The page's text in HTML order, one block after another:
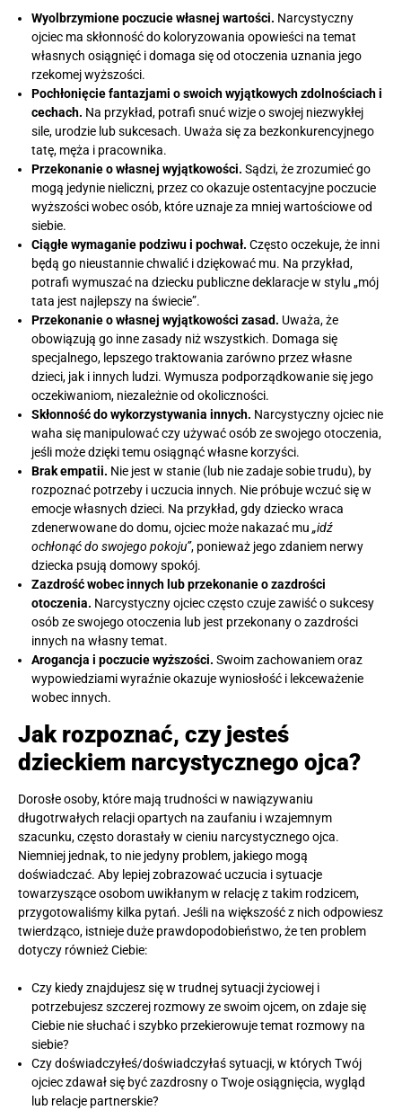
Wyolbrzymione poczucie własnej wartości. Narcystyczny
ojciec ma skłonność do koloryzowania opowieści na temat
własnych osiągnięć i domaga się od otoczenia uznania jego
rzekomej wyższości.
Pochłonięcie fantazjami o swoich wyjątkowych zdolnościach i
cechach. Na przykład, potrafi snuć wizje o swojej niezwykłej
sile, urodzie lub sukcesach. Uważa się za bezkonkurencyjnego
tatę, męża i pracownika.
Przekonanie o własnej wyjątkowości. Sądzi, że zrozumieć go
mogą jedynie nieliczni, przez co okazuje ostentacyjne poczucie
wyższości wobec osób, które uznaje za mniej wartościowe od
siebie.
Ciągłe wymaganie podziwu i pochwał. Często oczekuje, że inni
będą go nieustannie chwalić i dziękować mu. Na przykład,
potrafi wymuszać na dziecku publiczne deklaracje w stylu „mój
tata jest najlepszy na świecie”.
Przekonanie o własnej wyjątkowości zasad. Uważa, że
obowiązują go inne zasady niż wszystkich. Domaga się
specjalnego, lepszego traktowania zarówno przez własne
dzieci, jak i innych ludzi. Wymusza podporządkowanie się jego
oczekiwaniom, niezależnie od okoliczności.
Skłonność do wykorzystywania innych. Narcystyczny ojciec nie
waha się manipulować czy używać osób ze swojego otoczenia,
jeśli może dzięki temu osiągnąć własne korzyści.
Brak empatii. Nie jest w stanie (lub nie zadaje sobie trudu), by
rozpoznać potrzeby i uczucia innych. Nie próbuje wczuć się w
emocje własnych dzieci. Na przykład, gdy dziecko wraca
zdenerwowane do domu, ojciec może nakazać mu „idź
ochłonąć do swojego pokoju”, ponieważ jego zdaniem nerwy
dziecka psują domowy spokój.
Zazdrość wobec innych lub przekonanie o zazdrości
otoczenia. Narcystyczny ojciec często czuje zawiść o sukcesy
osób ze swojego otoczenia lub jest przekonany o zazdrości
innych na własny temat.
Arogancja i poczucie wyższości. Swoim zachowaniem oraz
wypowiedziami wyraźnie okazuje wyniosłość i lekceważenie
wobec innych.
Jak rozpoznać, czy jesteś
dzieckiem narcystycznego ojca?
Dorosłe osoby, które mają trudności w nawiązywaniu
długotrwałych relacji opartych na zaufaniu i wzajemnym
szacunku, często dorastały w cieniu narcystycznego ojca.
Niemniej jednak, to nie jedyny problem, jakiego mogą
doświadczać. Aby lepiej zobrazować uczucia i sytuacje
towarzyszące osobom uwikłanym w relację z takim rodzicem,
przygotowaliśmy kilka pytań. Jeśli na większość z nich odpowiesz
twierdząco, istnieje duże prawdopodobieństwo, że ten problem
dotyczy również Ciebie:
Czy kiedy znajdujesz się w trudnej sytuacji życiowej i
potrzebujesz szczerej rozmowy ze swoim ojcem, on zdaje się
Ciebie nie słuchać i szybko przekierowuje temat rozmowy na
siebie?
Czy doświadczyłeś/doświadczyłaś sytuacji, w których Twój
ojciec zdawał się być zazdrosny o Twoje osiągnięcia, wygląd
lub relacje partnerskie?